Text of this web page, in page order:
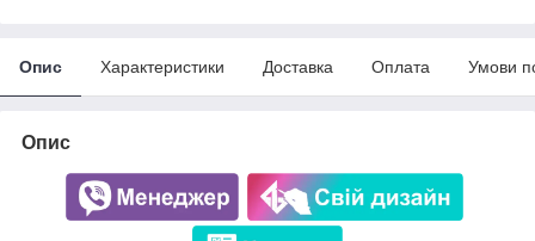
Опис Характеристики Доставка Оплата Умови
Опис